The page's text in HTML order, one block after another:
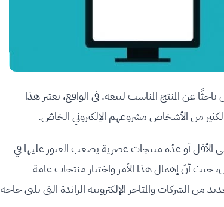
عن المنتج المناسب لبيعه. في الواقع، يعتبر هذا
من الأشخاص مشروعهم الإلكتروني الخاصّ.
الأقل أو عدّة منتجات عصرية يصعب العثور عليها في
حيث أنّ إهمال هذا الأمر واختيار منتجات عامة
الشركات والمتاجر الإلكترونية الرائدة التي تلبي حاجة